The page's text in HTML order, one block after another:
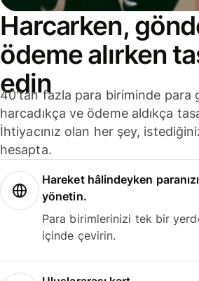
Harcarken,
ödeme alırken
edin
40'tan fazla para biriminde para
harcadıkça ve ödeme aldıkça
İhtiyacınız olan her şey,
hesapta.
Hareket hâlindeyken
yönetin.
Para birimlerinizi tek bir
içinde çevirin.